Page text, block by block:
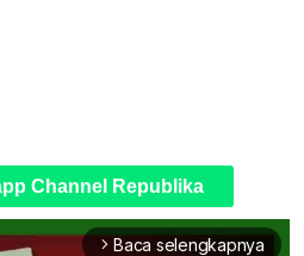
Channel Republika
arrow_forward_ios Baca selengkapnya